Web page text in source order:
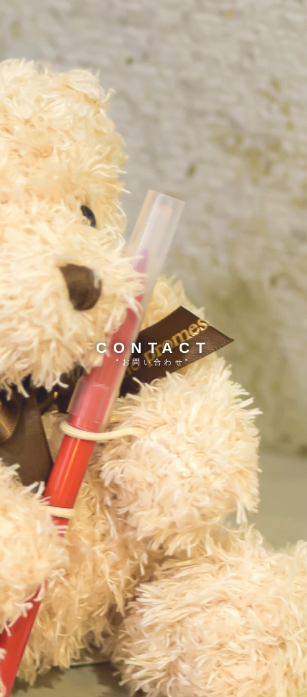
CONTACT
“お問い合わせ”